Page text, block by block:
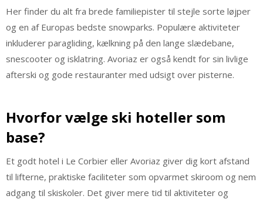
Her finder du alt fra brede familiepister til stejle sorte løjper
og en af Europas bedste snowparks. Populære aktiviteter
inkluderer paragliding, kælkning på den lange slædebane,
snescooter og isklatring. Avoriaz er også kendt for sin livlige
afterski og gode restauranter med udsigt over pisterne.
Hvorfor vælge ski hoteller som
base?
Et godt hotel i Le Corbier eller Avoriaz giver dig kort afstand
til lifterne, praktiske faciliteter som opvarmet skiroom og nem
adgang til skiskoler. Det giver mere tid til aktiviteter og